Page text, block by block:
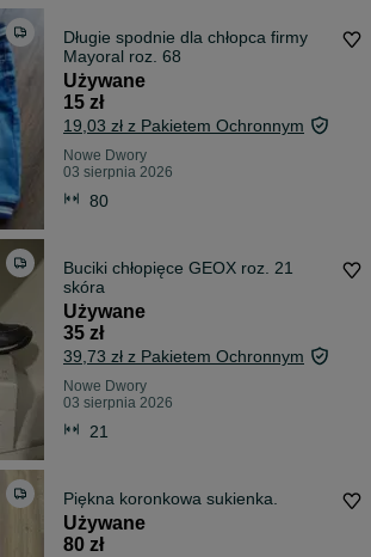
Długie spodnie dla chłopca firmy
Mayoral roz. 68
Używane
15 zł
19,03 zł z Pakietem Ochronnym
Nowe Dwory
03 sierpnia 2026
80
Buciki chłopięce GEOX roz. 21
skóra
Używane
35 zł
39,73 zł z Pakietem Ochronnym
Nowe Dwory
03 sierpnia 2026
21
Piękna koronkowa sukienka.
Używane
80 zł